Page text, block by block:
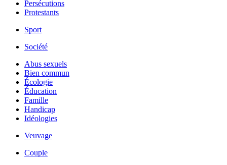
Persécutions
Protestants
Sport
Société
Abus sexuels
Bien commun
Écologie
Éducation
Famille
Handicap
Idéologies
Veuvage
Couple